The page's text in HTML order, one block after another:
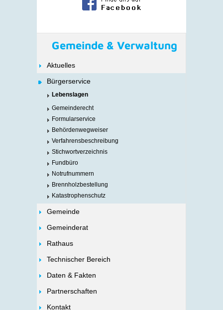
Gemeinde & Verwaltung
Aktuelles
Bürgerservice
Lebenslagen
Gemeinderecht
Formularservice
Behördenwegweiser
Verfahrensbeschreibung
Stichwortverzeichnis
Fundbüro
Notrufnummern
Brennholzbestellung
Katastrophenschutz
Gemeinde
Gemeinderat
Rathaus
Technischer Bereich
Daten & Fakten
Partnerschaften
Kontakt